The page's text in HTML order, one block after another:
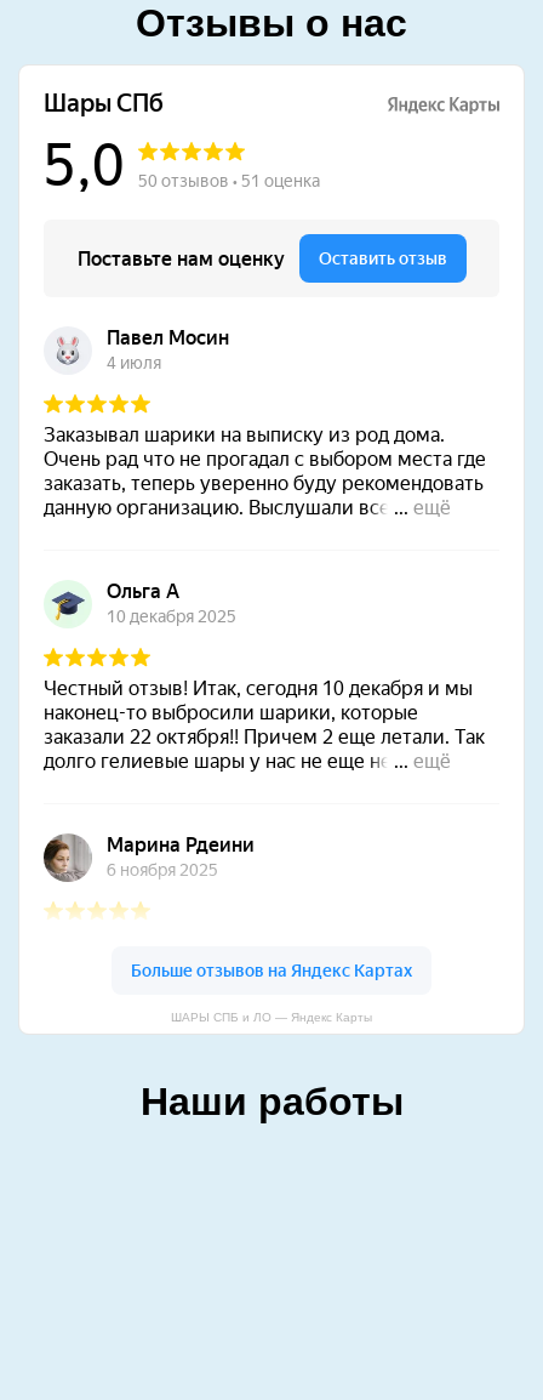
Отзывы о нас
ШАРЫ СПБ и ЛО — Яндекс Карты
Наши работы